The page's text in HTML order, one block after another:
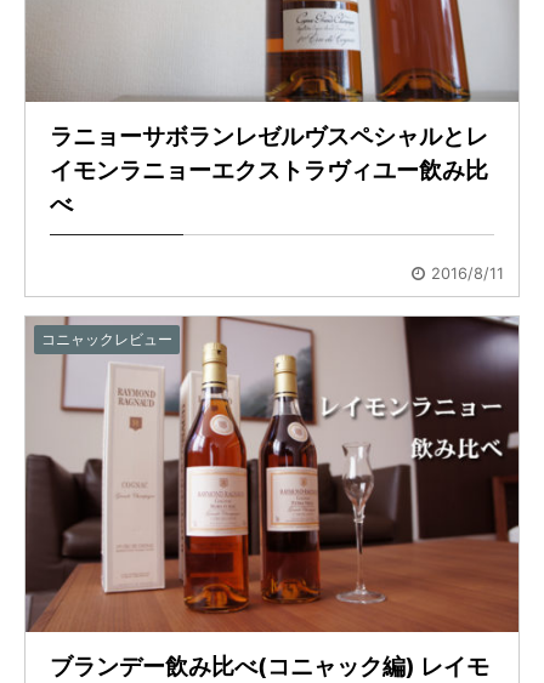
ラニョーサボランレゼルヴスペシャルとレ
イモンラニョーエクストラヴィユー飲み比
べ
2016/8/11
コニャックレビュー
ブランデー飲み比べ(コニャック編) レイモ